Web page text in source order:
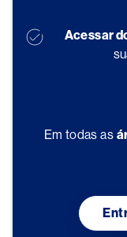
Acessar
Em todas as